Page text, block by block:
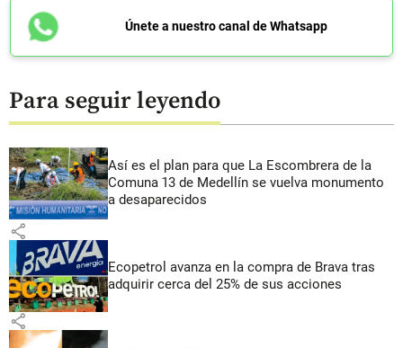
Únete a nuestro canal de Whatsapp
Para seguir leyendo
Así es el plan para que La Escombrera de la
Comuna 13 de Medellín se vuelva monumento
a desaparecidos
share
Ecopetrol avanza en la compra de Brava tras
adquirir cerca del 25% de sus acciones
share